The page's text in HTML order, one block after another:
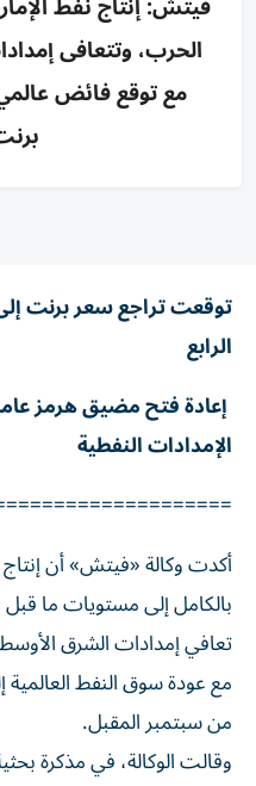
الحرب، وتتعافى
مع توقع فائض
الرابع
إعادة فتح مضيق هرمز
الإمدادات النفطية
أكدت وكالة «فيتش» أن
بالكامل إلى مستويات ما
تعافي إمدادات الشرق
مع عودة سوق النفط
من سبتمبر المقبل.
وقالت الوكالة، في مذكرة